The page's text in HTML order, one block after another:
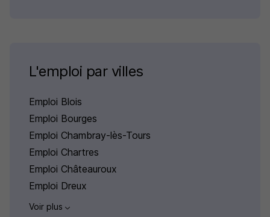
L'emploi par villes
Emploi Blois
Emploi Bourges
Emploi Chambray-lès-Tours
Emploi Chartres
Emploi Châteauroux
Emploi Dreux
Voir plus